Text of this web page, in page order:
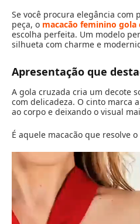
Se você procura elegância com
peça, o macacão feminino gola
escolha perfeita. Um modelo
silhueta com charme e
Apresentação que
A gola cruzada cria um decote
com delicadeza. O cinto marca
ao corpo e deixando o visual
É aquele macacão que resolve